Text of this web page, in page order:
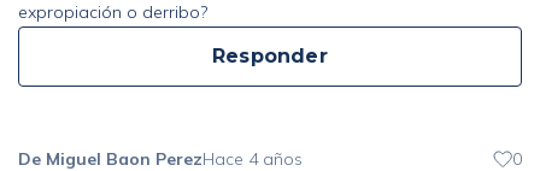
expropiación o derribo?
Responder
De Miguel Baon PerezHace 4 años 0